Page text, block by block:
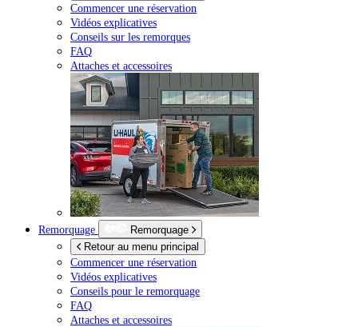
Commencer une réservation
Vidéos explicatives
Conseils sur les remorques
FAQ
Attaches et accessoires
Remorquage
Remorquage
Retour au menu principal
Commencer une réservation
Vidéos explicatives
Conseils pour le remorquage
FAQ
Attaches et accessoires